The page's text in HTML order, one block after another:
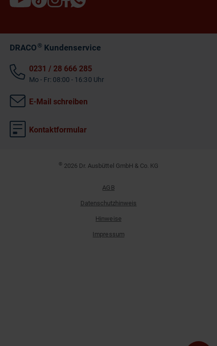
DRACO®Kundenservice
0231 / 28 666 285
Mo - Fr: 08:00 - 16:30 Uhr
E-Mail schreiben
Kontaktformular
© 2026 Dr. Ausbüttel GmbH & Co. KG
AGB
Datenschutzhinweis
Hinweise
Impressum